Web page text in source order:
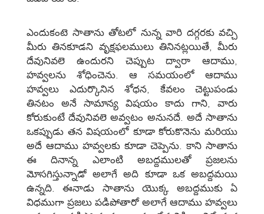
ఎందుకంటె సాతాను తోటలో నున్న వారి దగ్గరకు వచ్చి
మీరు తినకూడని వృక్షఫలములు తినినట్లయితే, మీరు
దేవునివలె ఉందురని చెప్పుట ద్వారా ఆదాము,
హవ్వలను శోధించెను. ఆ సమయంలో ఆదాము
హవ్వలు ఎదుర్కొనిన శోధన, కేవలం చెట్టుపండు
తినటం అనే సామాన్య విషయం కాదు గాని, వారు
కోరుకుంటే దేవునివలె అవ్వటం అనునదే. అదే సాతాను
ఒకప్పుడు తన విషయంలో కూడా కోరుకొనెను మరియు
అదే ఆదాము హవ్వలకు కూడా చెప్పెను. కాని సాతాను
ఈ దినాన్న ఎలాంటి అబద్దములతో ప్రజలను
మోసగిస్తున్నాడో అలాగే అది కూడా ఒక అబద్దమయి
ఉన్నది. ఈనాడు సాతాను యొక్క అబద్దముకు ఏ
విధముగా ప్రజలు పడిపోతారో అలాగే ఆదాము హవ్వలు